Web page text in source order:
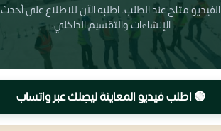
الفيديو متاح عند الطلب. اطلبه الآن للاطلاع على أحدث
الإنشاءات والتقسيم الداخلي.
🟢 اطلب فيديو المعاينة ليصِلك عبر واتساب